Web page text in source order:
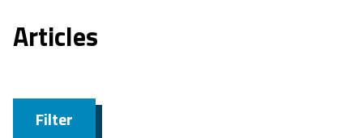
Articles
Filter